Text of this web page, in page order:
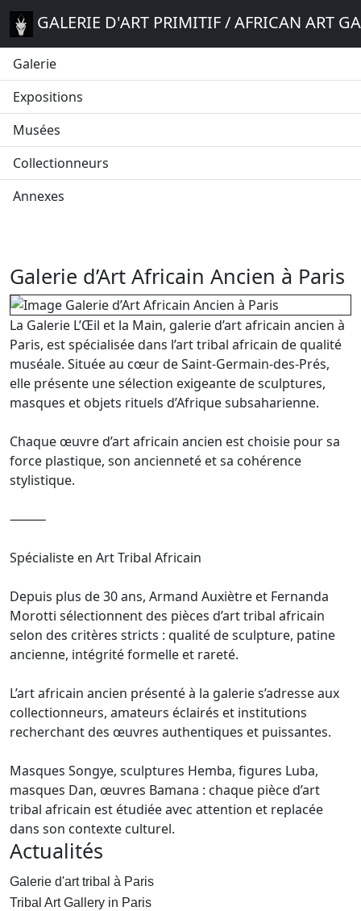
GALERIE D'ART PRIMITIF / AFRICAN ART
Galerie
Expositions
Musées
Collectionneurs
Annexes
Galerie d’Art Africain Ancien à Paris
La Galerie L’Œil et la Main, galerie d’art africain ancien à
Paris, est spécialisée dans l’art tribal africain de qualité
muséale. Située au cœur de Saint-Germain-des-Prés,
elle présente une sélection exigeante de sculptures,
masques et objets rituels d’Afrique subsaharienne.
Chaque œuvre d’art africain ancien est choisie pour sa
force plastique, son ancienneté et sa cohérence
stylistique.
⸻
Spécialiste en Art Tribal Africain
Depuis plus de 30 ans, Armand Auxiètre et Fernanda
Morotti sélectionnent des pièces d’art tribal africain
selon des critères stricts : qualité de sculpture, patine
ancienne, intégrité formelle et rareté.
L’art africain ancien présenté à la galerie s’adresse aux
collectionneurs, amateurs éclairés et institutions
recherchant des œuvres authentiques et puissantes.
Masques Songye, sculptures Hemba, figures Luba,
masques Dan, œuvres Bamana : chaque pièce d’art
tribal africain est étudiée avec attention et replacée
dans son contexte culturel.
Actualités
Galerie d'art tribal à Paris
Tribal Art Gallery in Paris